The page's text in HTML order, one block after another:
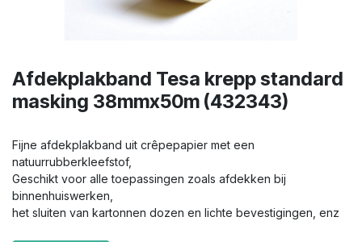
Afdekplakband Tesa krepp standard
masking 38mmx50m (432343)
Fijne afdekplakband uit crêpepapier met een
natuurrubberkleefstof,
Geschikt voor alle toepassingen zoals afdekken bij
binnenhuiswerken,
het sluiten van kartonnen dozen en lichte bevestigingen, enz